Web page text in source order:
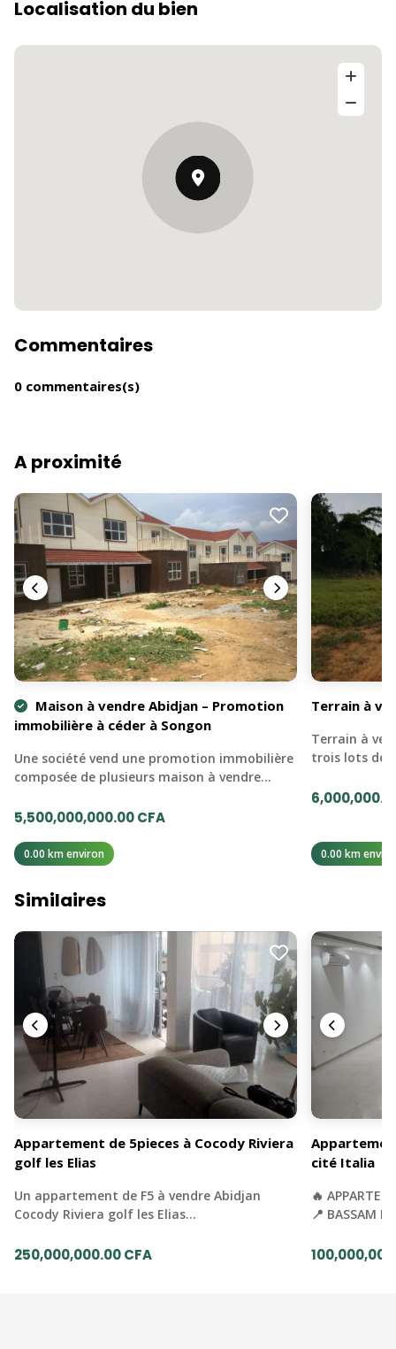
Localisation du bien
Commentaires
0 commentaires(s)
A proximité
Maison à vendre Abidjan – Promotion
immobilière à céder à Songon
Une société vend une promotion immobilière
composée de plusieurs maison à vendre…
5,500,000,000.00 CFA
0.00 km environ
Terrain à
Terrain à
trois lots de
0.00 km
Similaires
Appartement de 5pieces à Cocody Riviera
golf les Elias
Un appartement de F5 à vendre Abidjan
Cocody Riviera golf les Elias…
250,000,000.00 CFA
cité Italia
🔥
📍 BASSAM